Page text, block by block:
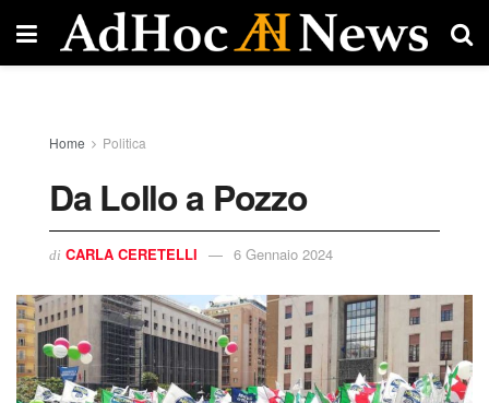
Home Politica
Da Lollo a Pozzo
di CARLA CERETELLI 6 Gennaio 2024